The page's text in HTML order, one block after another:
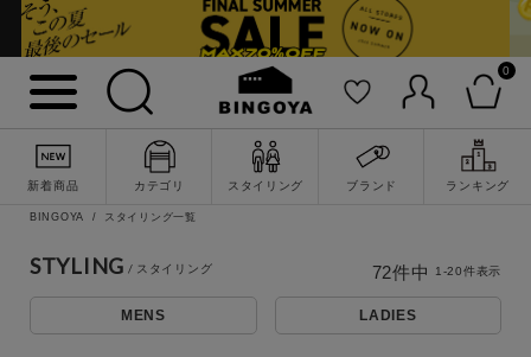
0
新着商品 カテゴリ スタイリング ブランド ランキング
BINGOYA スタイリング一覧
STYLING
MENS LADIES
72件中 1-20件表示